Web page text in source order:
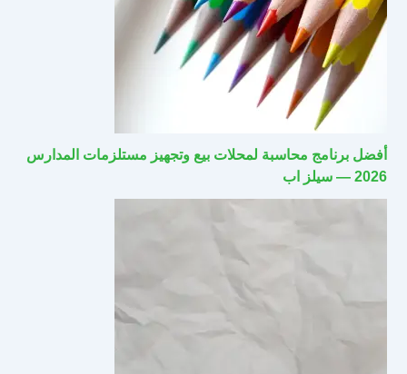
أفضل برنامج محاسبة لمحلات بيع وتجهيز مستلزمات المدارس
2026 — سيلز اب